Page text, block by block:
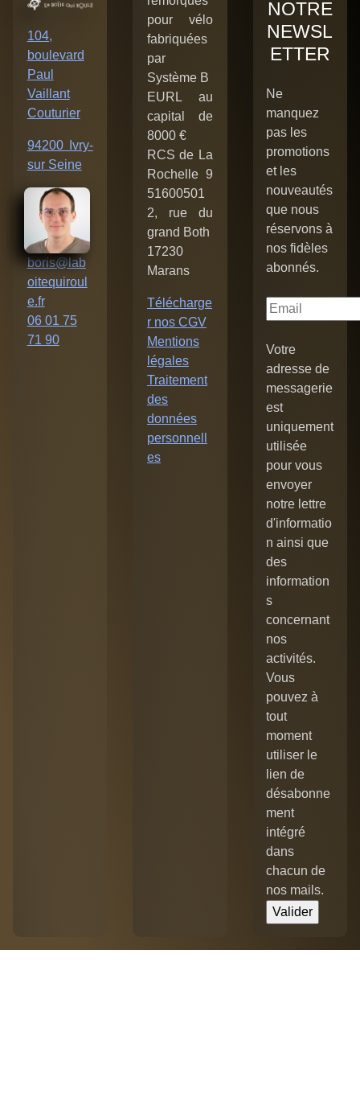
104,
boulevard
Paul
Vaillant
Couturier
94200 Ivry-
sur Seine
boris@lab
oitequiroul
e.fr
06 01 75
71 90
pour vélo
fabriquées
par
Système B
EURL au
capital de
8000 €
RCS de La
Rochelle 9
51600501
2, rue du
grand Both
17230
Marans
Télécharge
r nos CGV
Mentions
légales
Traitement
des
données
personnell
es
NOTRE
NEWSL
ETTER
Ne
manquez
pas les
promotions
et les
nouveautés
que nous
réservons à
nos fidèles
abonnés.
Votre
adresse de
messagerie
est
uniquement
utilisée
pour vous
envoyer
notre lettre
d'informatio
n ainsi que
des
information
s
concernant
nos
activités.
Vous
pouvez à
tout
moment
utiliser le
lien de
désabonne
ment
intégré
dans
chacun de
nos mails.